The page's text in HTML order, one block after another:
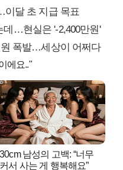
이달 초 지급 목표
데…현실은 '-2,400만원'
폭발…세상이 어쩌다
에요.."
30cm 남성의 고백: “너무
커서 사는 게 행복해요”